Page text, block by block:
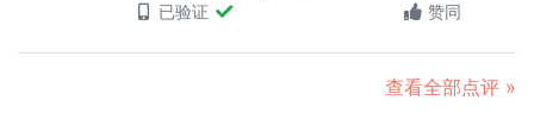
已验证
赞同
查看全部点评 »